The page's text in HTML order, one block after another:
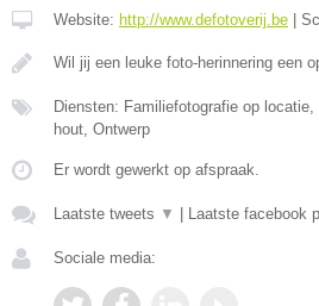
Website: http://www.defotoverij.be |
Wil jij een leuke foto-herinnering een
Diensten: Familiefotografie op
hout, Ontwerp
Er wordt gewerkt op afspraak.
Laatste tweets ▼ | Laatste facebook
Sociale media: